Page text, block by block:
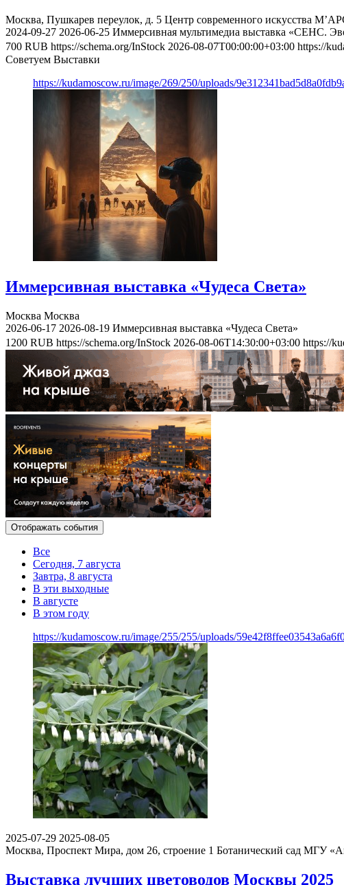
Москва, Пушкарев переулок, д. 5 Центр современного искусства
2024-09-27 2026-06-25 Иммерсивная мультимедиа выставка «СЕНС.
700 RUB https://schema.org/InStock 2026-08-07T00:00:00+03:00 https://
Советуем Выставки
https://kudamoscow.ru/image/269/250/uploads/
Иммерсивная выставка «Чудеса Света»
Москва Москва
2026-06-17 2026-08-19 Иммерсивная выставка «Чудеса Света»
1200 RUB https://schema.org/InStock 2026-08-06T14:30:00+03:00 https://
Отображать события
Все
Сегодня, 7 августа
Завтра, 8 августа
В эти выходные
В августе
В этом году
https://kudamoscow.ru/image/255/255/uploads/
2025-07-29 2025-08-05
Москва, Проспект Мира, дом 26, строение 1 Ботанический сад МГУ
Выставка лучших цветоводов Москвы 2025